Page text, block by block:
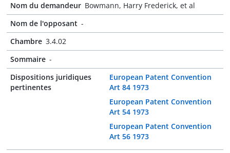
Nom du demandeur Bowmann, Harry Frederick, et al
Nom de l'opposant -
Chambre 3.4.02
Sommaire -
Dispositions juridiques
pertinentes
European Patent Convention
Art 84 1973
European Patent Convention
Art 54 1973
European Patent Convention
Art 56 1973